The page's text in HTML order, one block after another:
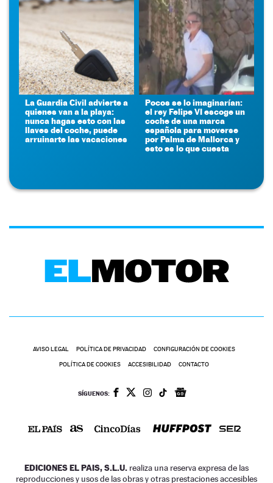
La Guardia Civil advierte a
quienes van a la playa:
nunca hagas esto con las
llaves del coche, puede
arruinarte las vacaciones
Pocos se lo imaginarían:
el rey Felipe VI escoge un
coche de una marca
española para moverse
por Palma de Mallorca y
esto es lo que cuesta
AVISO LEGAL POLÍTICA DE PRIVACIDAD CONFIGURACIÓN DE COOKIES
POLÍTICA DE COOKIES ACCESIBILIDAD CONTACTO
SÍGUENOS:
EDICIONES EL PAIS, S.L.U. realiza una reserva expresa de las
reproducciones y usos de las obras y otras prestaciones accesibles